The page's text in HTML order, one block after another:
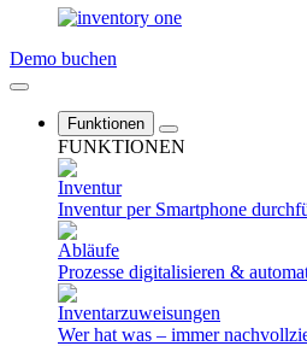
Demo buchen
Funktionen
FUNKTIONEN
Inventur
Inventur per Smartphone
Abläufe
Prozesse digitalisieren &
Inventarzuweisungen
Wer hat was – immer